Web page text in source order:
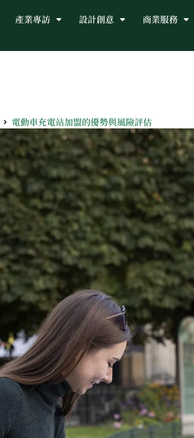
產業專訪 設計創意 商業服務
電動車充電站加盟的優勢與風險評估